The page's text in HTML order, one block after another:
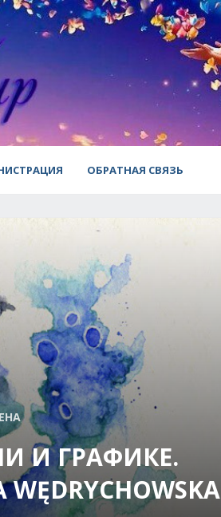
ОБРАТНАЯ СВЯЗЬ
И ГРАФИКЕ.